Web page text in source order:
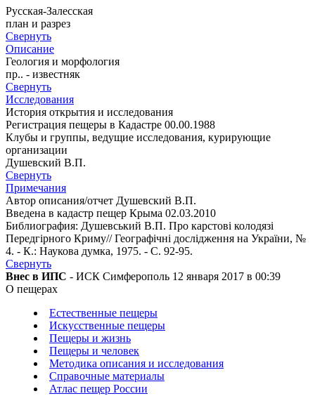
Русская-Залесская
план и разрез
Свернуть
Описание
Геология и морфология
пр.. - известняк
Свернуть
Исследования
История открытия и исследования
Регистрация пещеры в Кадастре 00.00.1988
Клубы и группы, ведущие исследования, курирующие
организации
Душевский В.П.
Свернуть
Примечания
Автор описания/отчет Душевский В.П.
Введена в кадастр пещер Крыма 02.03.2010
Библиография: Душевський В.П. Про карстові колодязі
Передгірного Криму// Географічні дослідження на України, №
4. - К.: Наукова думка, 1975. - С. 92-95.
Свернуть
Внес в ИПС - ИСК Симферополь 12 января 2017 в 00:39
О пещерах
Естественные пещеры
Искусственные пещеры
Пещеры и жизнь
Пещеры и человек
Методика описания и исследования
Справочные материалы
Атлас пещер России